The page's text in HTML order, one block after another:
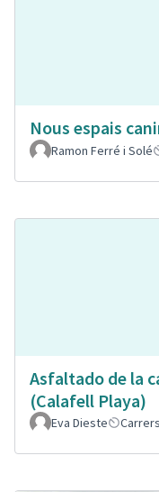
Nous espais
Ramon Ferré i Solé
Asfaltado de la
(Calafell Playa)
Eva Dieste